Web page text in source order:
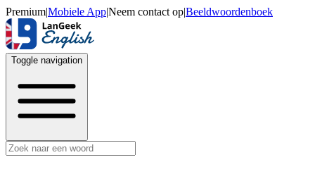
Premium|Mobiele App|Neem contact op|Beeldwoordenboek
Toggle navigation